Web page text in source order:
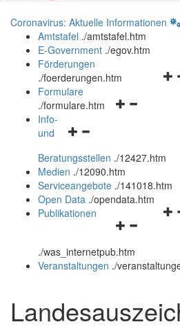
Coronavirus: Aktuelle Informationen
Amtstafel ./amtstafel.htm
E-Government ./egov.htm
Förderungen
./foerderungen.htm
Formulare
./formulare.htm
Navigationsmenü
und
schließen
Info-
und
Beratungsstellen ./12427.htm
Medien ./12090.htm
Serviceangebote ./141018.htm
Open Data ./opendata.htm
und
schließen
Publikationen
./was_internetpub.htm
Veranstaltungen ./